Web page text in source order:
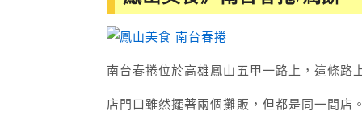
南台春捲位於高雄鳳山五甲一路上，這條路
店門口雖然擺著兩個攤販，但都是同一間店。